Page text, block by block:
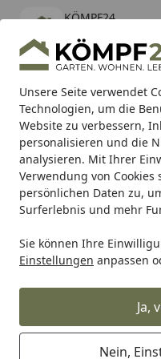
Unsere Seite verwendet
Technologien, um die
Website zu verbessern,
personalisieren und die
analysieren. Mit Ihrer
Verwendung von
persönlichen Daten zu,
Surferlebnis und mehr
Sie können Ihre
Einstellungen anpassen
Ja,
Nein,
KÖMPF24
kostenlos - Im App Store
Alle Produkte
Mein Konto
Suchen
Karibu Pools inkl.
Starterset
Startseite
Alles für den Garten
SunElements
SunCover